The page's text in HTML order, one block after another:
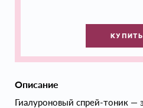
КУПИТЬ
Описание
Гиалуроновый спрей-тоник —